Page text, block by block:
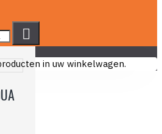
in uw winkelwagen.